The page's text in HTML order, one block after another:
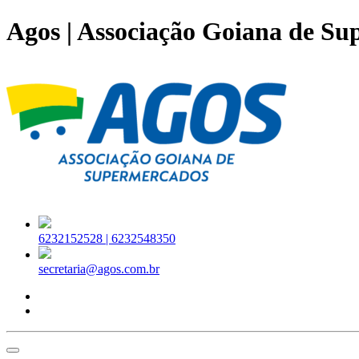
Agos | Associação Goiana de
6232152528 | 6232548350
secretaria@agos.com.br